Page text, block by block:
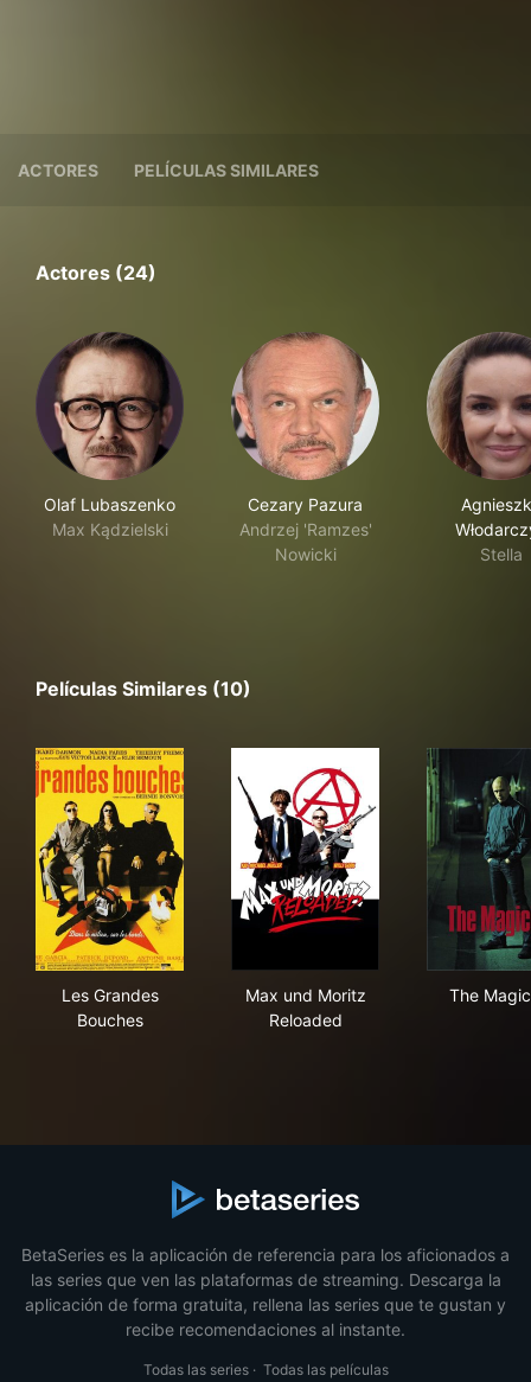
ACTORES PELÍCULAS SIMILARES
Actores (24)
Olaf Lubaszenko
Max Kądzielski
Cezary Pazura
Andrzej 'Ramzes'
Nowicki
Stella
Películas Similares (10)
Les Grandes
Bouches
Max und Moritz
Reloaded
The
BetaSeries es la aplicación de referencia para los aficionados a
las series que ven las plataformas de streaming. Descarga la
aplicación de forma gratuita, rellena las series que te gustan y
recibe recomendaciones al instante.
Todas las series· Todas las películas